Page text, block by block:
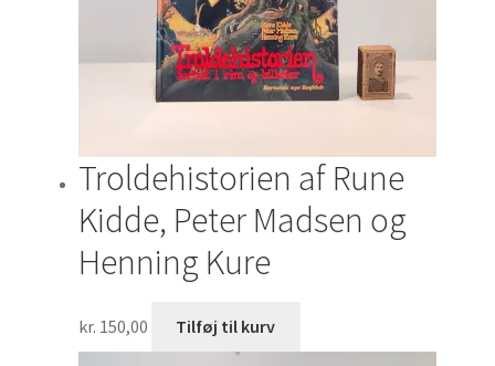
Troldehistorien af Rune
Kidde, Peter Madsen og
Henning Kure
kr. 150,00 Tilføj til kurv